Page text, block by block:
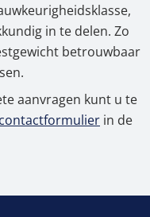
in te delen. Zo
betrouwbaar
aanvragen kunt u te
contactformulier in de